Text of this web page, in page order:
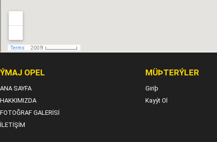
ÝMAJ OPEL
ANA SAYFA
HAKKIMIZDA
FOTOĞRAF GALERİSİ
İLETİŞİM
MÜÞTERÝLER
Giriþ
Kayýt Ol